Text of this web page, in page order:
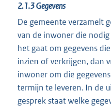
2.1.3Gegevens
De gemeente verzamelt
van de inwoner die
het gaat om gegevens
inzien of verkrijgen, dan
inwoner om die
termijn te leveren. In de
gesprek staat welke